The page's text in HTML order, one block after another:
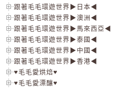
跟著毛毛環遊世界▶日本◀
跟著毛毛環遊世界▶澳洲◀
跟著毛毛環遊世界▶馬來西亞◀
跟著毛毛環遊世界▶泰國◀
跟著毛毛環遊世界▶中國◀
跟著毛毛環遊世界▶香港◀
♥毛毛愛烘焙♥
♥毛毛愛漂釀♥